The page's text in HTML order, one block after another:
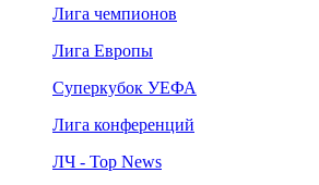
Лига чемпионов
Лига Европы
Суперкубок УЕФА
Лига конференций
ЛЧ - Top News